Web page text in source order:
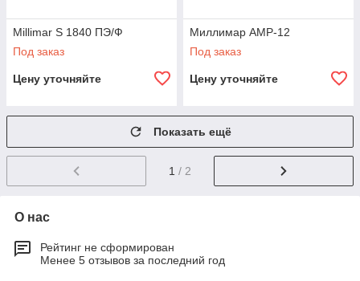
Millimar S 1840 ПЭ/Ф
Под заказ
Цену уточняйте
Миллимар АМР-12
Под заказ
Цену уточняйте
Показать ещё
1 / 2
О нас
Рейтинг не сформирован
Менее 5 отзывов за последний год